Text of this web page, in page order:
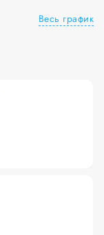
Весь график